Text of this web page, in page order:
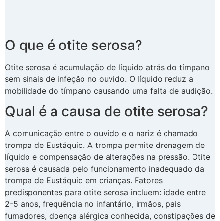
O que é otite serosa?
Otite serosa é acumulação de líquido atrás do tímpano
sem sinais de infeção no ouvido. O líquido reduz a
mobilidade do tímpano causando uma falta de audição.
Qual é a causa de otite serosa?
A comunicação entre o ouvido e o nariz é chamado
trompa de Eustáquio. A trompa permite drenagem de
líquido e compensação de alterações na pressão. Otite
serosa é causada pelo funcionamento inadequado da
trompa de Eustáquio em crianças. Fatores
predisponentes para otite serosa incluem: idade entre
2-5 anos, frequência no infantário, irmãos, pais
fumadores, doença alérgica conhecida, constipações de